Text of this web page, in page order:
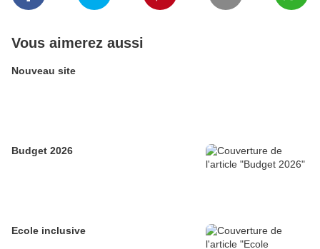
Vous aimerez aussi
Nouveau site
Budget 2026
Ecole inclusive